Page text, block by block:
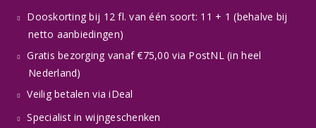
Dooskorting bij 12 fl. van één soort: 11 + 1 (behalve bij
netto aanbiedingen)
Gratis bezorging vanaf €75,00 via PostNL (in heel
Nederland)
Veilig betalen via iDeal
Specialist in wijngeschenken